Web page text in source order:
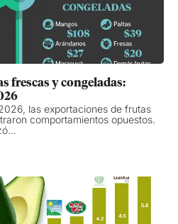
frescas y congeladas:
las exportaciones de frutas
comportamientos opuestos.